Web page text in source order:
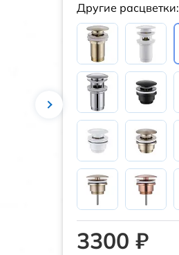
Другие расцветки:
3300 ₽